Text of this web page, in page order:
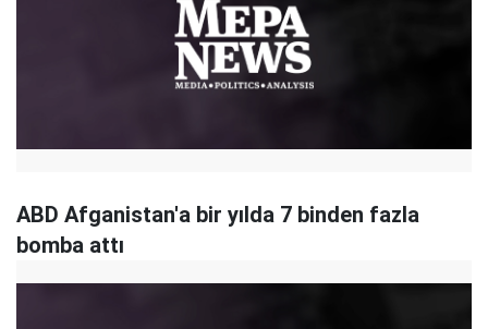
ABD Afganistan'a bir yılda 7 binden fazla
bomba attı